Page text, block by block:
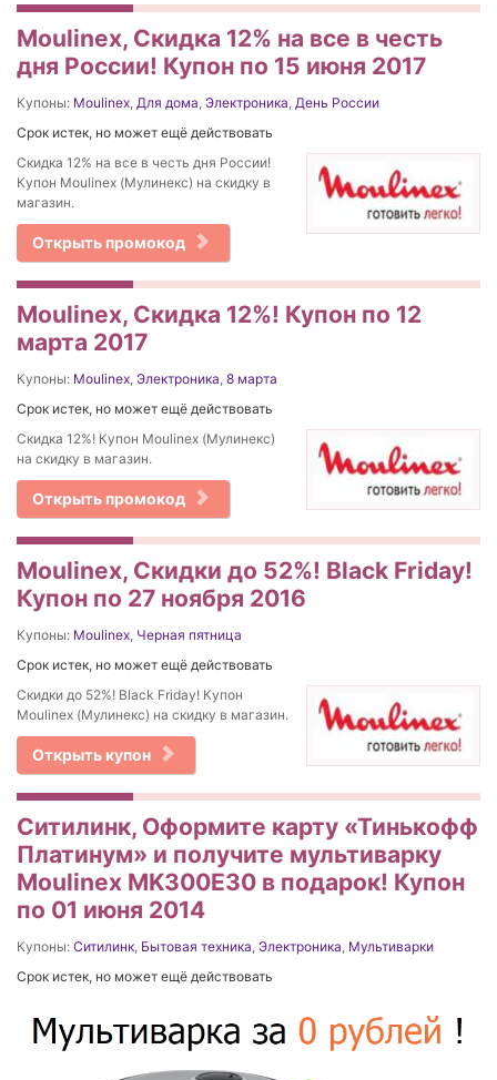
Moulinex, Скидка 12% на все в честь
дня России! Купон по 15 июня 2017
Купоны: Moulinex, Для дома, Электроника, День России
Срок истек, но может ещё действовать
Скидка 12% на все в честь дня России!
Купон Moulinex (Мулинекс) на скидку в
магазин.
Открыть промокод
Moulinex, Cкидка 12%! Купон по 12
марта 2017
Купоны: Moulinex, Электроника, 8 марта
Срок истек, но может ещё действовать
Cкидка 12%! Купон Moulinex (Мулинекс)
на скидку в магазин.
Открыть промокод
Moulinex, Cкидки до 52%! Black Friday!
Купон по 27 ноября 2016
Купоны: Moulinex, Черная пятница
Срок истек, но может ещё действовать
Cкидки до 52%! Black Friday! Купон
Moulinex (Мулинекс) на скидку в магазин.
Открыть купон
Ситилинк, Оформите карту «Тинькофф
Платинум» и получите мультиварку
Moulinex MK300E30 в подарок! Купон
по 01 июня 2014
Купоны: Ситилинк, Бытовая техника, Электроника, Мультиварки
Срок истек, но может ещё действовать